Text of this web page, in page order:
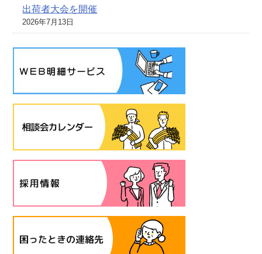
出荷者大会を開催
2026年7月13日